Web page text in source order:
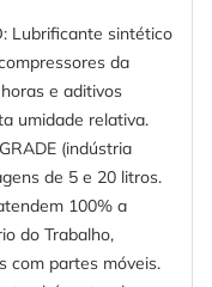
Lubrificante sintético
da
e aditivos
umidade relativa.
(indústria
de 5 e 20 litros.
100% a
do Trabalho,
com partes móveis.